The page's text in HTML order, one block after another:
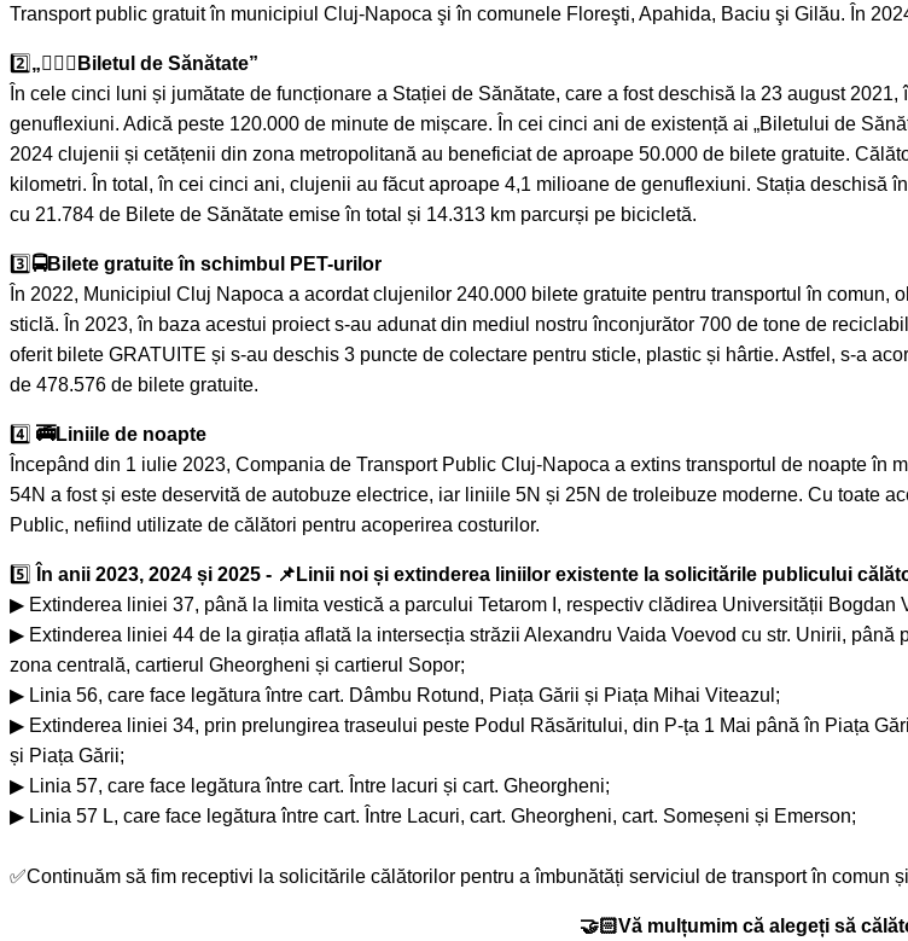
Transport public gratuit în municipiul Cluj-Napoca şi în comunele Floreşti, Apahida, Baciu şi Gilău. În
2️⃣ „🚴🏻‍♀Biletul de Sănătate”
În cele cinci luni și jumătate de funcționare a Stației de Sănătate, care a fost deschisă la 23 august
genuflexiuni. Adică peste 120.000 de minute de mișcare. În cei cinci ani de existență ai „Biletului de
2024 clujenii și cetățenii din zona metropolitană au beneficiat de aproape 50.000 de bilete gratuite.
kilometri. În total, în cei cinci ani, clujenii au făcut aproape 4,1 milioane de genuflexiuni. Stația deschisă
cu 21.784 de Bilete de Sănătate emise în total și 14.313 km parcurși pe bicicletă.
3️⃣🚍Bilete gratuite în schimbul PET-urilor
În 2022, Municipiul Cluj Napoca a acordat clujenilor 240.000 bilete gratuite pentru transportul în
sticlă. În 2023, în baza acestui proiect s-au adunat din mediul nostru înconjurător 700 de tone de
oferit bilete GRATUITE și s-au deschis 3 puncte de colectare pentru sticle, plastic și hârtie. Astfel, s-a
de 478.576 de bilete gratuite.
4️⃣ 🚎Liniile de noapte
Începând din 1 iulie 2023, Compania de Transport Public Cluj-Napoca a extins transportul de noapte
54N a fost și este deservită de autobuze electrice, iar liniile 5N și 25N de troleibuze moderne. Cu toate
Public, nefiind utilizate de călători pentru acoperirea costurilor.
5️⃣
În anii 2023, 2024 și 2025 - 📌Linii noi și extinderea liniilor existente la solicitările publicului
▶ Extinderea liniei 37, până la limita vestică a parcului Tetarom I, respectiv clădirea Universității Bogdan
▶ Extinderea liniei 44 de la girația aflată la intersecția străzii Alexandru Vaida Voevod cu str. Unirii,
zona centrală, cartierul Gheorgheni și cartierul Sopor;
▶ Linia 56, care face legătura între cart. Dâmbu Rotund, Piața Gării și Piața Mihai Viteazul;
▶ Extinderea liniei 34, prin prelungirea traseului peste Podul Răsăritului, din P-ța 1 Mai până în Piața
și Piața Gării;
▶ Linia 57, care face legătura între cart. Între lacuri și cart. Gheorgheni;
▶ Linia 57 L, care face legătura între cart. Între Lacuri, cart. Gheorgheni, cart. Someșeni și Emerson;
✅Continuăm să fim receptivi la solicitările călătorilor pentru a îmbunătăți serviciul de transport în comun
🤝🏻Vă mulțumim că alegeți să